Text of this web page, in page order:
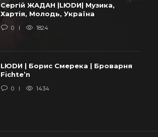
Сергій ЖАДАН |LЮDИ| Музика,
Хартія, Молодь, Україна
0 1824
LЮDИ | Борис Смерека | Броварня
Fichte’n
0 1434